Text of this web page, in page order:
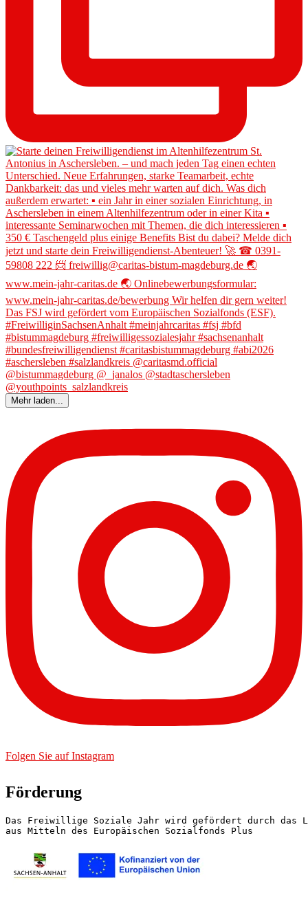
Mehr laden...
Folgen Sie auf Instagram
Förderung
Das Freiwillige Soziale Jahr wird gefördert durch das
aus Mitteln des Europäischen Sozialfonds Plus